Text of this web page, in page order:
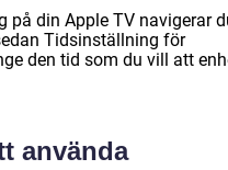
din Apple TV navigerar
Tidsinställning för
den tid som du vill att
använda